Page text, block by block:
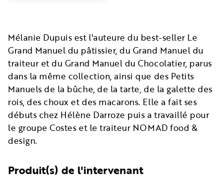
Mélanie Dupuis est l'auteure du best-seller Le
Grand Manuel du pâtissier, du Grand Manuel du
traiteur et du Grand Manuel du Chocolatier, parus
dans la même collection, ainsi que des Petits
Manuels de la bûche, de la tarte, de la galette des
rois, des choux et des macarons. Elle a fait ses
débuts chez Hélène Darroze puis a travaillé pour
le groupe Costes et le traiteur NOMAD food &
design.
Produit(s) de l'intervenant